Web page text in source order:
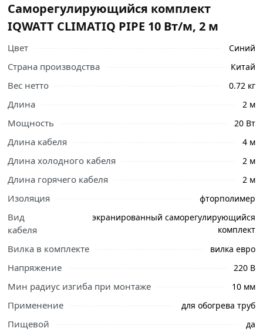
Ознакомьтесь с подробными характеристиками,
описанием и отзывами о товаре, чтобы сделать
правильный выбор и заказать онлайн. Наши
профессиональные менеджеры обработают заказ и
надёжную защиту труб от замерзания при
существенной экономии электричества. Благодаря
встроенному термостату поддерживает постоянную
Саморегулирующийся комплект
IQWATT CLIMATIQ PIPE 10 Вт/м, 2 м
Цвет Синий
Страна производства Китай
Вес нетто 0.72 кг
Длина 2 м
Мощность 20 Вт
Длина кабеля 4 м
Длина холодного кабеля 2 м
Длина горячего кабеля 2 м
Изоляция фторполимер
Вид
кабеля
экранированный саморегулирующийся
комплект
Вилка в комплекте вилка евро
Напряжение 220 В
Мин радиус изгиба при монтаже 10 мм
Применение для обогрева труб
Пищевой да